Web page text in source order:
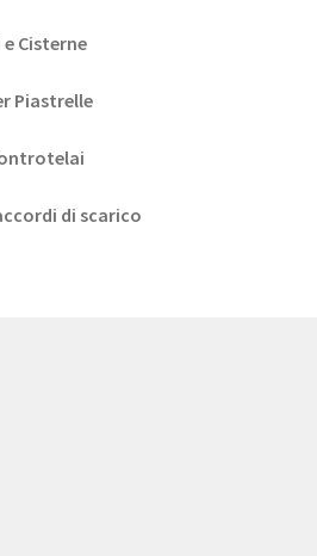
Cisterne
Piastrelle
di scarico